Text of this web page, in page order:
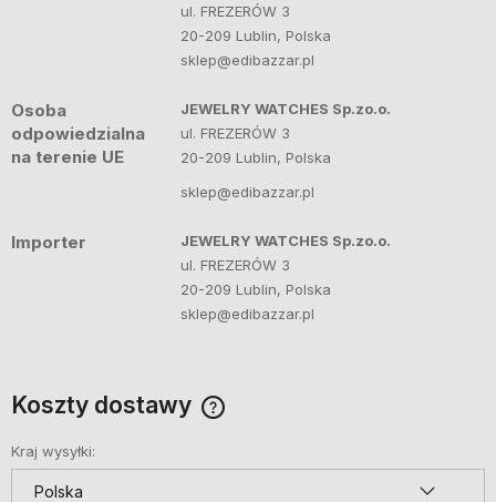
ul. FREZERÓW 3
20-209 Lublin, Polska
sklep@edibazzar.pl
Osoba
odpowiedzialna
na terenie UE
JEWELRY WATCHES Sp.zo.o.
ul. FREZERÓW 3
20-209 Lublin, Polska
sklep@edibazzar.pl
Importer
JEWELRY WATCHES Sp.zo.o.
ul. FREZERÓW 3
20-209 Lublin, Polska
sklep@edibazzar.pl
Koszty dostawy
Kraj wysyłki: